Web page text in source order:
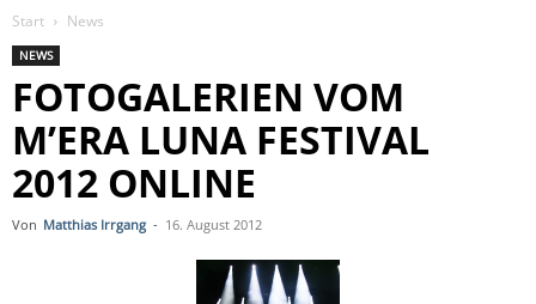
Start News
NEWS
FOTOGALERIEN VOM
M’ERA LUNA FESTIVAL
2012 ONLINE
Von Matthias Irrgang - 16. August 2012